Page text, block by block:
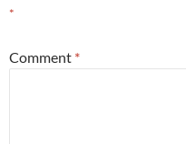
*
Comment *